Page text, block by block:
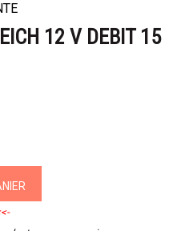
12 V DEBIT 15